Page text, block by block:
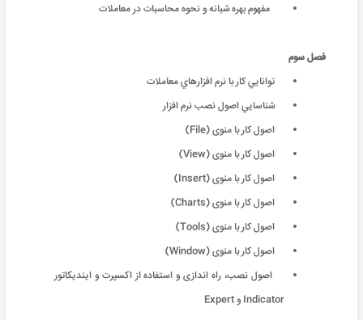
مفهوم بهره شبانه و نحوه محاسبات در معاملات
فصل سوم
توانايي كار با نرم افزارهاي معاملات
شناسايي اصول نصب نرم افزار
اصول کار با منوی (File)
اصول کار با منوی (View)
اصول کار با منوی (Insert)
اصول کار با منوی (Charts)
اصول کار با منوی (Tools)
اصول کار با منوی (Window)
اصول نصب، راه اندازی و استفاده از اکسپرت و ایندیکاتور
Indicator و Expert